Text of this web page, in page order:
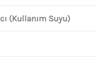
(Kullanım Suyu)